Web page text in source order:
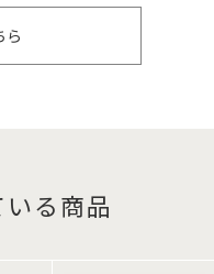
ら
る商品